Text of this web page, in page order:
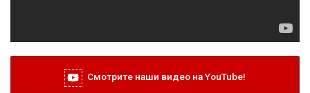
Смотрите наши видео на YouTube!